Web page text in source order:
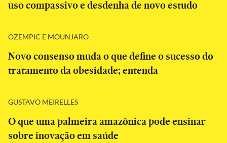
uso compassivo e desdenha de novo estudo
OZEMPIC E MOUNJARO
Novo consenso muda o que define o sucesso do
tratamento da obesidade; entenda
GUSTAVO MEIRELLES
O que uma palmeira amazônica pode ensinar
sobre inovação em saúde